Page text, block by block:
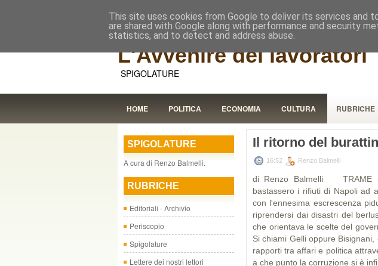
L'Avvenire dei lavoratori
SPIGOLATURE
HOME POLITICA ECONOMIA CULTURA RUBRICHE
SPIGOLATURE
A cura di Renzo Balmelli.
RUBRICHE
Editoriali - Archivio
Periscopio
Spigolature
Lettere dei nostri lettori
Il ritorno del
16:52 Renzo Balmelli
di Renzo Balmelli TRAME
bastassero i rifiuti di Napoli ad
con l'ennesima escrescenza
riprendersi dai disastri del
che orientava le scelte del
Si chiami Gelli oppure
rapporti tra affari e politica
a che punto la corruzione si è
This site uses cookies from Google to deliver its services and
are shared with Google along with performance and security
statistics, and to detect and address abuse.